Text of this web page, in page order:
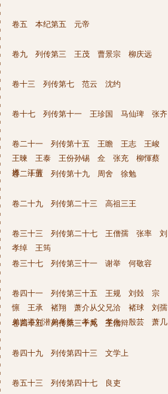
卷五 本纪第五 元帝
卷九 列传第三 王茂 曹景宗 柳庆远
卷十三 列传第七 范云 沈约
卷十七 列传第十一 王珍国 马仙琕 张齐
卷二十一 列传第十五 王瞻 王志 王峻
王暕 王泰 王份孙锡 佥 张充 柳惲蔡
撙 江蒨
卷二十五 列传第十九 周舍 徐勉
卷二十九 列传第二十三 高祖三王
卷三十三 列传第二十七 王僧孺 张率 刘
孝绰 王筠
卷三十七 列传第三十一 谢举 何敬容
卷四十一 列传第三十五 王规 刘瑴 宗
懔 王承 褚翔 萧介从父兄洽 褚球 刘孺
弟览遵刘潜弟孝胜 孝威 孝先 殷芸 萧几
卷四十五 列传第三十九 王僧辩
卷四十九 列传第四十三 文学上
卷五十三 列传第四十七 良吏